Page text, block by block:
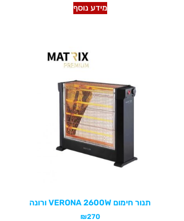
מידע נוסף
תנור חימום VERONA 2600W ורונה
₪270